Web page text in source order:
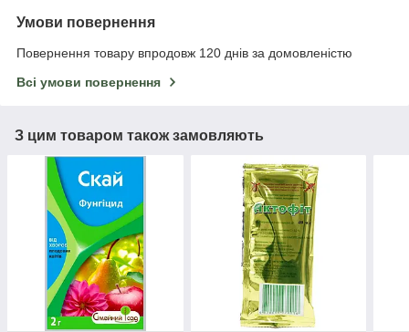
Умови повернення
Повернення товару впродовж 120 днів за домовленістю
Всі умови повернення
З цим товаром також замовляють